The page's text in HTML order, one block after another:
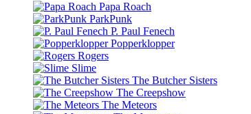
Papa Roach
ParkPunk
P. Paul Fenech
Popperklopper
Rogers
Slime
The Butcher Sisters
The Creepshow
The Meteors